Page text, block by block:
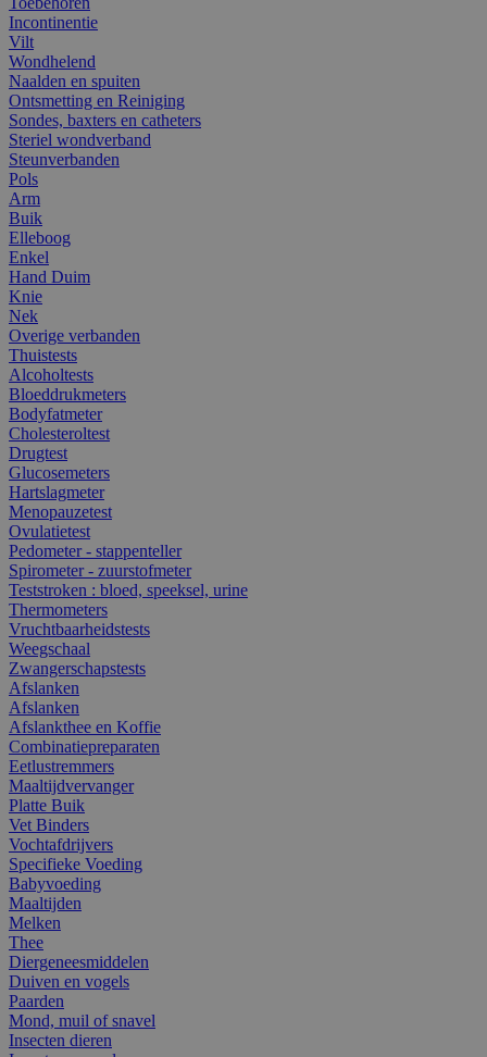
Incontinentie
Vilt
Wondhelend
Naalden en spuiten
Ontsmetting en Reiniging
Sondes, baxters en catheters
Steriel wondverband
Steunverbanden
Pols
Arm
Buik
Elleboog
Enkel
Hand Duim
Knie
Nek
Overige verbanden
Thuistests
Alcoholtests
Bloeddrukmeters
Bodyfatmeter
Cholesteroltest
Drugtest
Glucosemeters
Hartslagmeter
Menopauzetest
Ovulatietest
Pedometer - stappenteller
Spirometer - zuurstofmeter
Teststroken : bloed, speeksel, urine
Thermometers
Vruchtbaarheidstests
Weegschaal
Zwangerschapstests
Afslanken
Afslanken
Afslankthee en Koffie
Combinatiepreparaten
Eetlustremmers
Maaltijdvervanger
Platte Buik
Vet Binders
Vochtafdrijvers
Specifieke Voeding
Babyvoeding
Maaltijden
Melken
Thee
Diergeneesmiddelen
Duiven en vogels
Paarden
Mond, muil of snavel
Insecten dieren